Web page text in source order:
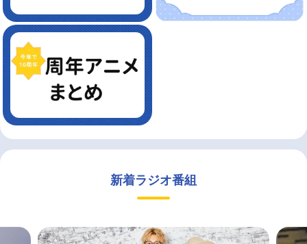
新着ラジオ番組